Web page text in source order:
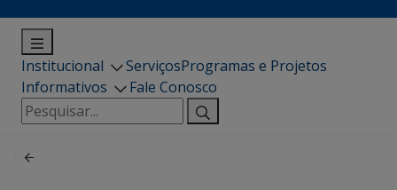
Institucional ServiçosProgramas e Projetos
Informativos
Fale Conosco
Pesquisar
por: